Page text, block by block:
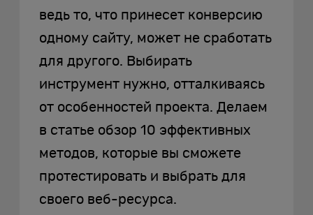
ведь то, что принесет конверсию
одному сайту, может не сработать
для другого. Выбирать
инструмент нужно, отталкиваясь
от особенностей проекта. Делаем
в статье обзор 10 эффективных
методов, которые вы сможете
протестировать и выбрать для
своего веб-ресурса.